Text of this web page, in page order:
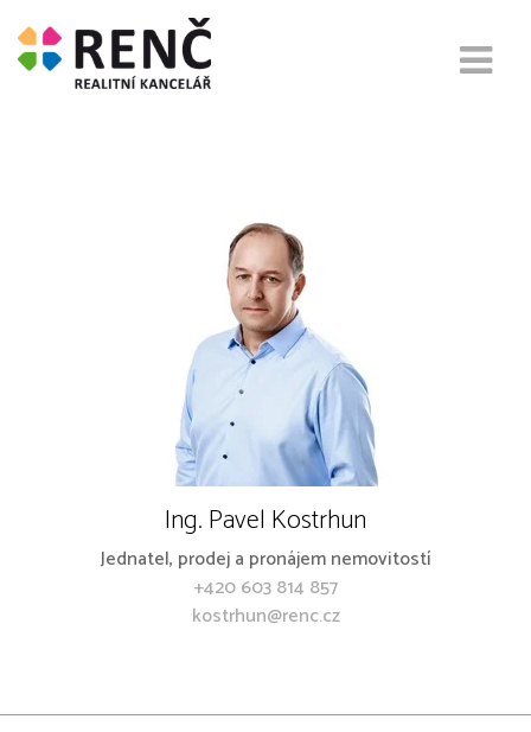
Ing. Pavel Kostrhun
Jednatel, prodej a pronájem nemovitostí
+420 603 814 857
kostrhun@renc.cz